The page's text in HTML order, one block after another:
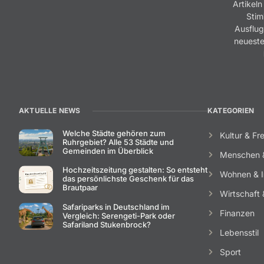
AKTUELLE NEWS
Welche Städte gehören zum
Ruhrgebiet? Alle 53 Städte und
Gemeinden im Überblick
Hochzeitszeitung gestalten: So entsteht
das persönlichste Geschenk für das
Brautpaar
Safariparks in Deutschland im
Vergleich: Serengeti-Park oder
Safariland Stukenbrock?
KATEGORIEN
Kultur &
Menschen
Wohnen &
Wirtschaft
Finanzen
Lebensstil
Sport